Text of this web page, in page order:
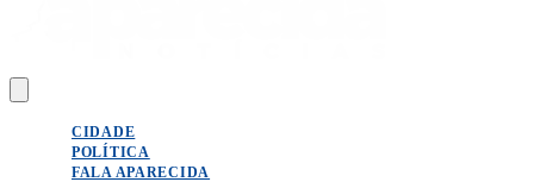
CIDADE
POLÍTICA
FALA APARECIDA